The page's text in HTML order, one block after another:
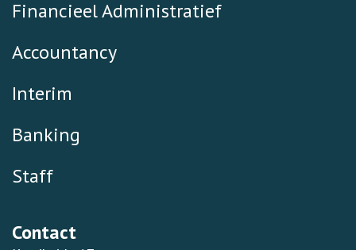
Financieel Administratief
Accountancy
Interim
Banking
Staff
Contact